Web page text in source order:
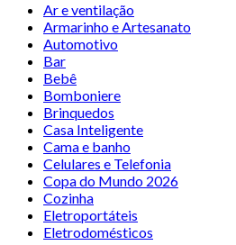
Ar e ventilação
Armarinho e Artesanato
Automotivo
Bar
Bebê
Bomboniere
Brinquedos
Casa Inteligente
Cama e banho
Celulares e Telefonia
Copa do Mundo 2026
Cozinha
Eletroportáteis
Eletrodomésticos